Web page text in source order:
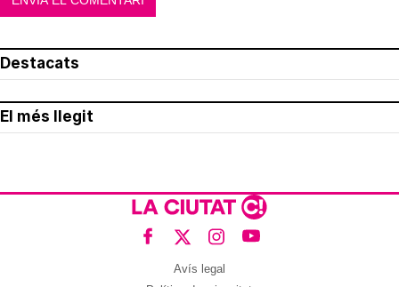
Destacats
El més llegit
Avís legal